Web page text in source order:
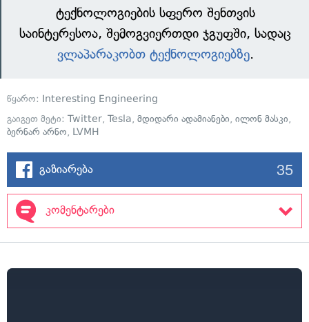
ტექნოლოგიების სფერო შენთვის
საინტერესოა, შემოგვიერთდი ჯგუფში, სადაც
ვლაპარაკობთ ტექნოლოგიებზე.
წყარო: Interesting Engineering
გაიგეთ მეტი: Twitter, Tesla, მდიდარი ადამიანები, ილონ მასკი,
ბერნარ არნო, LVMH
გაზიარება 35
კომენტარები